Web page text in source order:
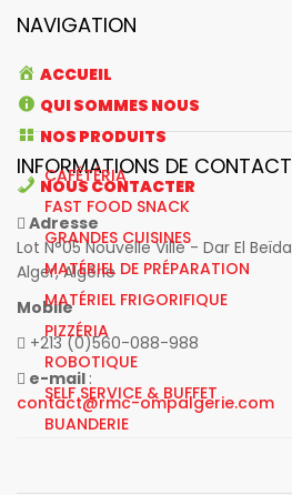
NAVIGATION
ACCUEIL
QUI SOMMES NOUS
NOS PRODUITS
CAFÉTÉRIA
FAST FOOD SNACK
GRANDES CUISINES
MATÉRIEL DE PRÉPARATION
MATÉRIEL FRIGORIFIQUE
PIZZÉRIA
ROBOTIQUE
SELF SERVICE & BUFFET
BUANDERIE
NOUS CONTACTER
INFORMATIONS DE CONTACT
Adresse
Lot N°05 Nouvelle Ville - Dar El Beïda
Alger, Algérie
Mobile
+213 (0)560-088-988
e-mail :
contact@rmc-ompalgerie.com